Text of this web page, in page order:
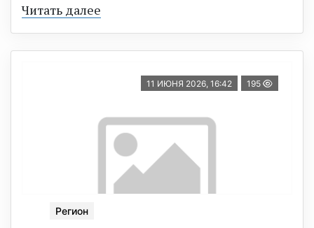
Читать далее
11 ИЮНЯ 2026, 16:42 195
Регион